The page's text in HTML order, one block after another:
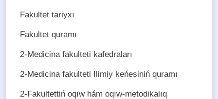
Fakultet tariyxı
Fakultet quramı
2-Medicina fakulteti kafedraları
2-Medicina fakulteti Ilimiy keńesiniń quramı
2-Fakultettiń oqıw hám oqıw-metodikalıq